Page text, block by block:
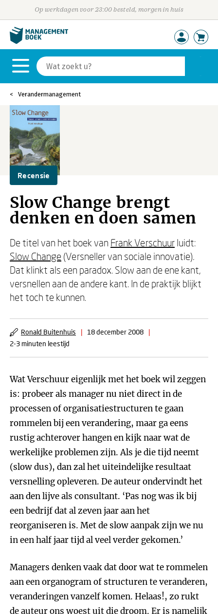
Op werkdagen voor 23:00 besteld, morgen in huis
Verandermanagement
Recensie
Slow Change brengt
denken en doen samen
De titel van het boek van Frank Verschuur luidt:
Slow Change (Versneller van sociale innovatie).
Dat klinkt als een paradox. Slow aan de ene kant,
versnellen aan de andere kant. In de praktijk blijkt
het toch te kunnen.
Ronald Buitenhuis | 18 december 2008
|
2-3 minuten leestijd
Wat Verschuur eigenlijk met het boek wil zeggen
is: probeer als manager nu niet direct in de
processen of organisatiestructuren te gaan
rommelen bij een verandering, maar ga eens
rustig achterover hangen en kijk naar wat de
werkelijke problemen zijn. Als je die tijd neemt
(slow dus), dan zal het uiteindelijke resultaat
versnelling opleveren. De auteur ondervindt het
aan den lijve als consultant. ‘Pas nog was ik bij
een bedrijf dat al zeven jaar aan het
reorganiseren is. Met de slow aanpak zijn we nu
in een half jaar tijd al veel verder gekomen.’
Managers denken vaak dat door wat te rommelen
aan een organogram of structuren te veranderen,
veranderingen vanzelf komen. Helaas!, zo rukt
de auteur ons woest uit die droom. Er is namelijk